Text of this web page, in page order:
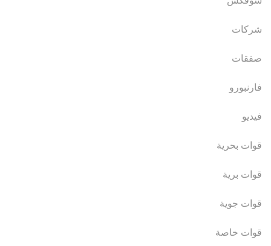
شركات
صفقات
فارنبورو
فيديو
قوات بحرية
قوات برية
قوات جوية
قوات خاصة